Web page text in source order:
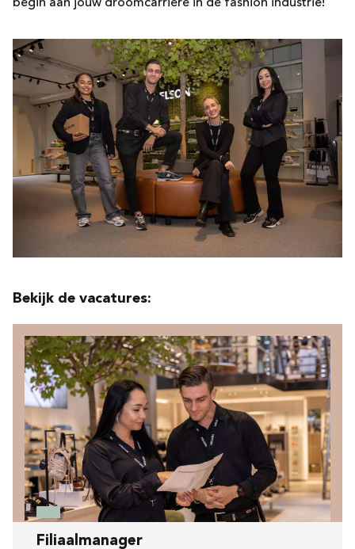
begin aan jouw droomcarrière in de fashion industrie!
Bekijk de vacatures:
Filiaalmanager